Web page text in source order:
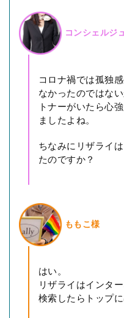
コンシェルジ
コロナ禍では孤独
なかったのではな
トナーがいたら心
ましたよね。
ちなみにリザライ
たのですか？
ももこ様
はい。
リザライはインタ
検索したらトップに